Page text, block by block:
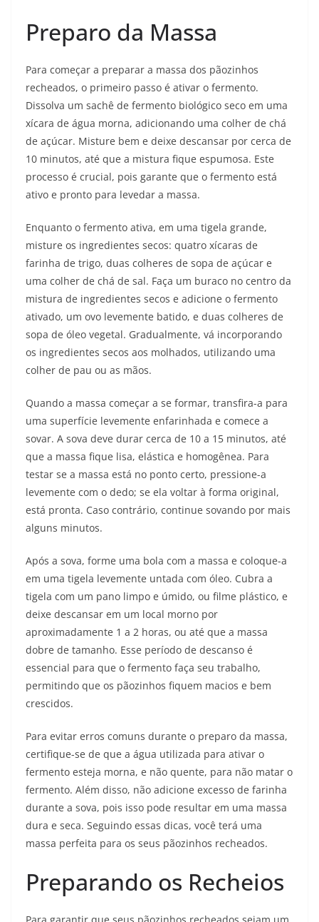
Preparo da Massa
Para começar a preparar a massa dos pãozinhos
recheados, o primeiro passo é ativar o fermento.
Dissolva um sachê de fermento biológico seco em uma
xícara de água morna, adicionando uma colher de chá
de açúcar. Misture bem e deixe descansar por cerca de
10 minutos, até que a mistura fique espumosa. Este
processo é crucial, pois garante que o fermento está
ativo e pronto para levedar a massa.
Enquanto o fermento ativa, em uma tigela grande,
misture os ingredientes secos: quatro xícaras de
farinha de trigo, duas colheres de sopa de açúcar e
uma colher de chá de sal. Faça um buraco no centro da
mistura de ingredientes secos e adicione o fermento
ativado, um ovo levemente batido, e duas colheres de
sopa de óleo vegetal. Gradualmente, vá incorporando
os ingredientes secos aos molhados, utilizando uma
colher de pau ou as mãos.
Quando a massa começar a se formar, transfira-a para
uma superfície levemente enfarinhada e comece a
sovar. A sova deve durar cerca de 10 a 15 minutos, até
que a massa fique lisa, elástica e homogênea. Para
testar se a massa está no ponto certo, pressione-a
levemente com o dedo; se ela voltar à forma original,
está pronta. Caso contrário, continue sovando por mais
alguns minutos.
Após a sova, forme uma bola com a massa e coloque-a
em uma tigela levemente untada com óleo. Cubra a
tigela com um pano limpo e úmido, ou filme plástico, e
deixe descansar em um local morno por
aproximadamente 1 a 2 horas, ou até que a massa
dobre de tamanho. Esse período de descanso é
essencial para que o fermento faça seu trabalho,
permitindo que os pãozinhos fiquem macios e bem
crescidos.
Para evitar erros comuns durante o preparo da massa,
certifique-se de que a água utilizada para ativar o
fermento esteja morna, e não quente, para não matar o
fermento. Além disso, não adicione excesso de farinha
durante a sova, pois isso pode resultar em uma massa
dura e seca. Seguindo essas dicas, você terá uma
massa perfeita para os seus pãozinhos recheados.
Preparando os Recheios